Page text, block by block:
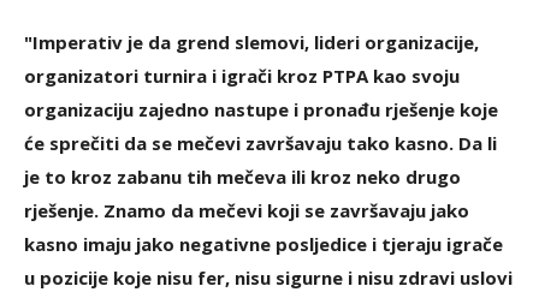
"Imperativ je da grend slemovi, lideri organizacije,
organizatori turnira i igrači kroz PTPA kao svoju
organizaciju zajedno nastupe i pronađu rješenje koje
će sprečiti da se mečevi završavaju tako kasno. Da li
je to kroz zabanu tih mečeva ili kroz neko drugo
rješenje. Znamo da mečevi koji se završavaju jako
kasno imaju jako negativne posljedice i tjeraju igrače
u pozicije koje nisu fer, nisu sigurne i nisu zdravi uslovi